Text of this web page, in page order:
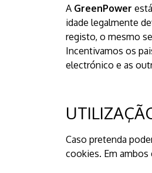
A GreenPower
idade legalmente
registo, o mesmo
Incentivamos os
electrónico e as
Caso pretenda
cookies. Em